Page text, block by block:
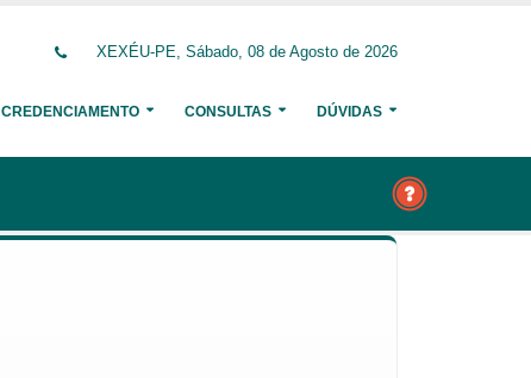
XEXÉU-PE, Sábado, 08 de Agosto de 2026
CREDENCIAMENTO CONSULTAS DÚVIDAS